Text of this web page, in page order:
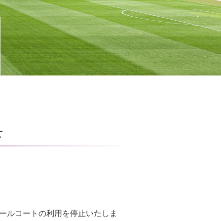
ルコートの利用を停止いたしま